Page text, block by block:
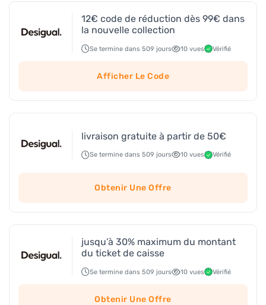
12€ code de réduction dès 99€ dans
la nouvelle collection
Se termine dans 509 jours 10 vues Vérifié
Afficher Le Code
livraison gratuite à partir de 50€
Se termine dans 509 jours 10 vues Vérifié
Obtenir Une Offre
jusqu’à 30% maximum du montant
du ticket de caisse
Se termine dans 509 jours 10 vues Vérifié
Obtenir Une Offre